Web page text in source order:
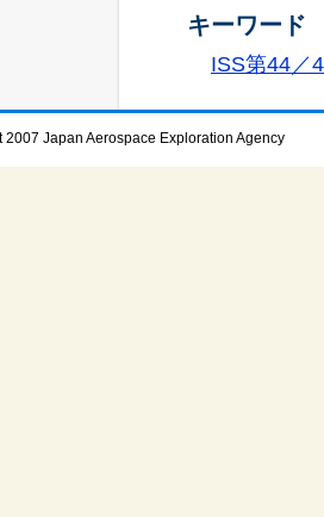
キーワード
ISS第44／
2007 Japan Aerospace Exploration Agency